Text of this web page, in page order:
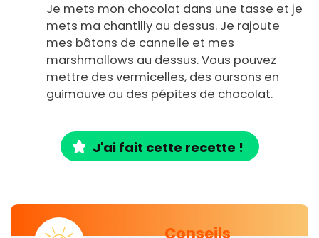
Je mets mon chocolat dans une tasse et je
mets ma chantilly au dessus. Je rajoute
mes bâtons de cannelle et mes
marshmallows au dessus. Vous pouvez
mettre des vermicelles, des oursons en
guimauve ou des pépites de chocolat.
J'ai fait cette recette !
Conseils